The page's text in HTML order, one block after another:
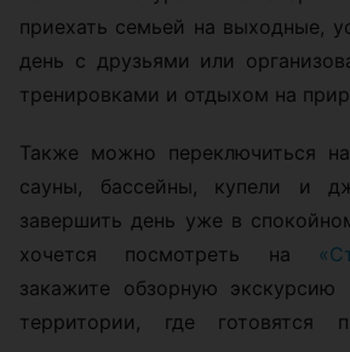
приехать семьей на выходные,
день с друзьями или
тренировками и отдыхом на
Также можно переключиться на
сауны, бассейны, купели и
завершить день уже в
хочется посмотреть на
закажите обзорную
территории, где готовятся